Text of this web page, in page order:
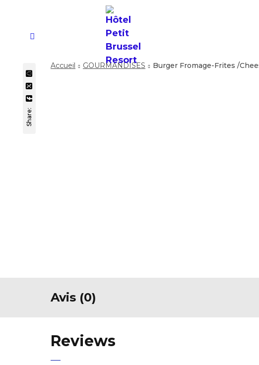
Share:
Accueil GOURMANDISES Burger Fromage-Frites /
Avis (0)
Reviews